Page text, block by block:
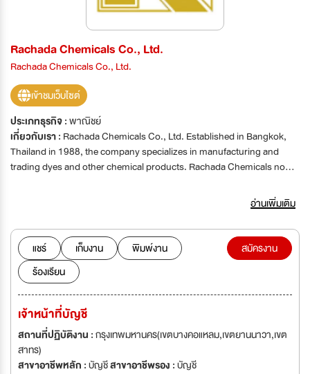
Rachada Chemicals Co., Ltd.
Rachada Chemicals Co., Ltd.
เข้าชมเว็บไซต์
ประเภทธุรกิจ :พาณิชย์
เกี่ยวกับเรา : Rachada Chemicals Co., Ltd. Established in Bangkok,
Thailand in 1988, the company specializes in manufacturing and
trading dyes and other chemical products. Rachada Chemicals now
อ่านเพิ่มเติม
แชร์ เก็บงาน
พิมพ์งาน
ร้องเรียน
สมัครงาน
เจ้าหน้าที่บัญชี
สถานที่ปฏิบัติงาน :กรุงเทพมหานคร(เขตบางคอแหลม,เขตยานนาวา,เขต
สาทร)
สาขาอาชีพหลัก :บัญชีสาขาอาชีพรอง :บัญชี